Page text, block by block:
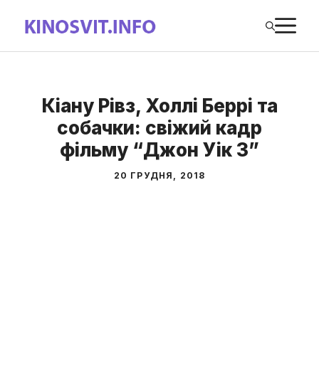
вмісту
Кіану Рівз, Холлі Беррі та
собачки: свіжий кадр
фільму “Джон Уік 3”
20 ГРУДНЯ, 2018